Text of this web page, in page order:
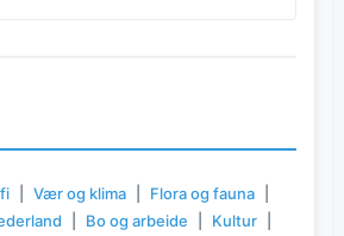
Vær og klima Flora og fauna
Bo og arbeide Kultur